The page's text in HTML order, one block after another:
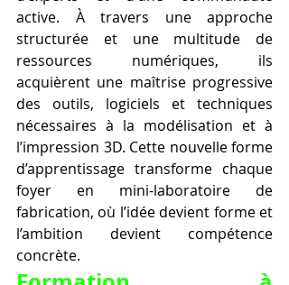
active. À travers une approche
structurée et une multitude de
ressources numériques, ils
acquièrent une maîtrise progressive
des outils, logiciels et techniques
nécessaires à la modélisation et à
l’impression 3D. Cette nouvelle forme
d’apprentissage transforme chaque
foyer en mini-laboratoire de
fabrication, où l’idée devient forme et
l’ambition devient compétence
concrète.